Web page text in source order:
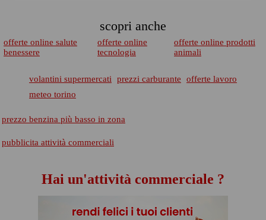
scopri anche
offerte online salute
benessere
offerte online
tecnologia
offerte online prodotti
animali
volantini supermercati prezzi carburante
offerte lavoro
meteo torino
prezzo benzina più basso in zona
pubblicita attività commerciali
Hai un'attività commerciale ?